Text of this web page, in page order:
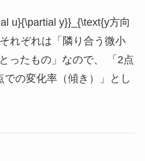
u}{\partial y}}_{\text{y方向
れぞれは「隣り合う微小
ったもの」なので、 「2点
の変化率（傾き）」とし